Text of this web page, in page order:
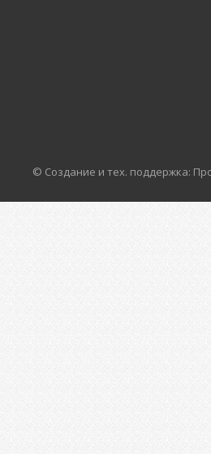
© Создание и тех. поддержка: